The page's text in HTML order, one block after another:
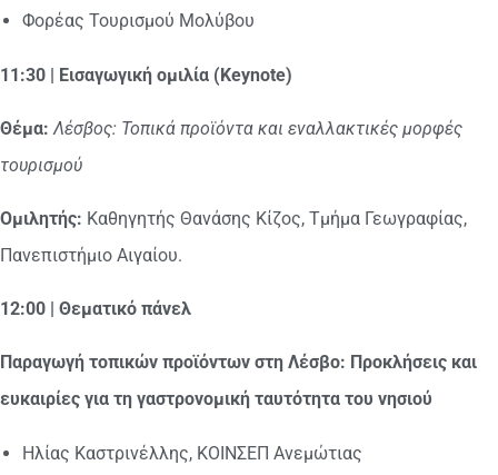
Φορέας Τουρισμού Μολύβου
11:30 | Εισαγωγική ομιλία (Keynote)
Θέμα: Λέσβος: Τοπικά προϊόντα και εναλλακτικές μορφές
τουρισμού
Ομιλητής: Καθηγητής Θανάσης Κίζος, Τμήμα Γεωγραφίας,
Πανεπιστήμιο Αιγαίου.
12:00 | Θεματικό πάνελ
Παραγωγή τοπικών προϊόντων στη Λέσβο: Προκλήσεις και
ευκαιρίες για τη γαστρονομική ταυτότητα του νησιού
Ηλίας Καστρινέλλης, ΚΟΙΝΣΕΠ Ανεμώτιας